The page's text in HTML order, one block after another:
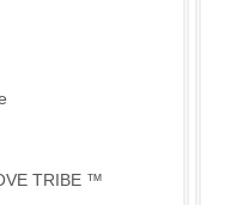
TRIBE ™